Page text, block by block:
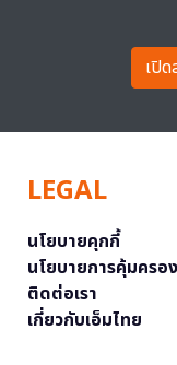
เปิ
LEGAL
นโยบายคุกกี้
นโยบายการคุ้มคร
ติดต่อเรา
เกี่ยวกับเอ็มไทย